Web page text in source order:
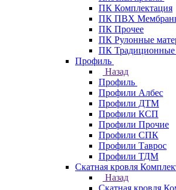
ПК Комплектация
ПК ПВХ
ПК Прочее
ПК Рулонные
ПК Традиционные
Профиль
Назад
Профиль
Профили Албес
Профили ДТМ
Профили КСП
Профили Прочие
Профили СПК
Профили Таврос
Профили ТДМ
Скатная кровля
Назад
Скатная кровля